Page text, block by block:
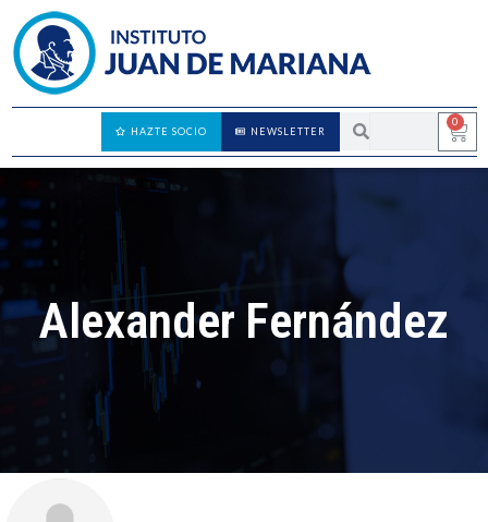
0
NEWSLETTER
HAZTE SOCIO
Alexander Fernández